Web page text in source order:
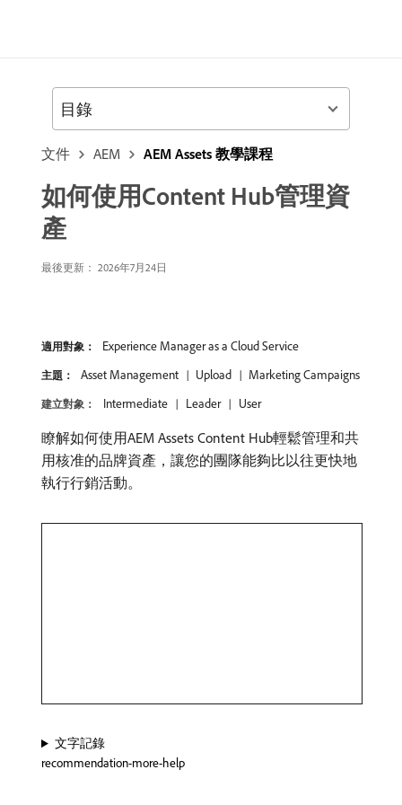
文件 AEM AEM Assets 教學課程
如何使用Content Hub管理資
產
最後更新： 2026年7月24日
適用對象： Experience Manager as a Cloud Service
主題： Asset Management Upload Marketing Campaigns
建立對象： Intermediate Leader User
瞭解如何使用AEM Assets Content Hub輕鬆管理和共
用核准的品牌資產，讓您的團隊能夠比以往更快地
執行行銷活動。
文字記錄
recommendation-more-help
目錄